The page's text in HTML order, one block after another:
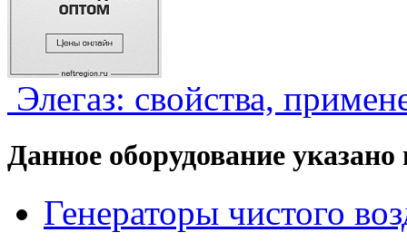
Элегаз: свойства,
Данное оборудование
Генераторы чистого